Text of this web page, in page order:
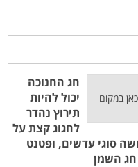
במקום
חג החנוכה
יכול להיות
תירוץ נהדר
לחגוג קצת על
סוגי עדשים, ופטנט
חג השמן